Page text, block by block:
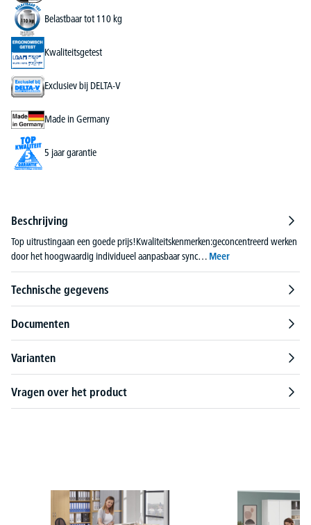
Belastbaar tot 110 kg
Kwaliteitsgetest
Exclusiev bij DELTA-V
Made in Germany
5 jaar garantie
Beschrijving
Top uitrustingaan een goede prijs!Kwaliteitskenmerken:geconcentreerd werken
door het hoogwaardig individueel aanpasbaar sync… Meer
Technische gegevens
Documenten
Varianten
Vragen over het product